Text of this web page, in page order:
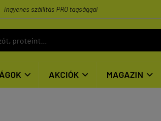
Ingyenes szállítás PRO tagsággal
 AKCIÓK  MAGAZIN 